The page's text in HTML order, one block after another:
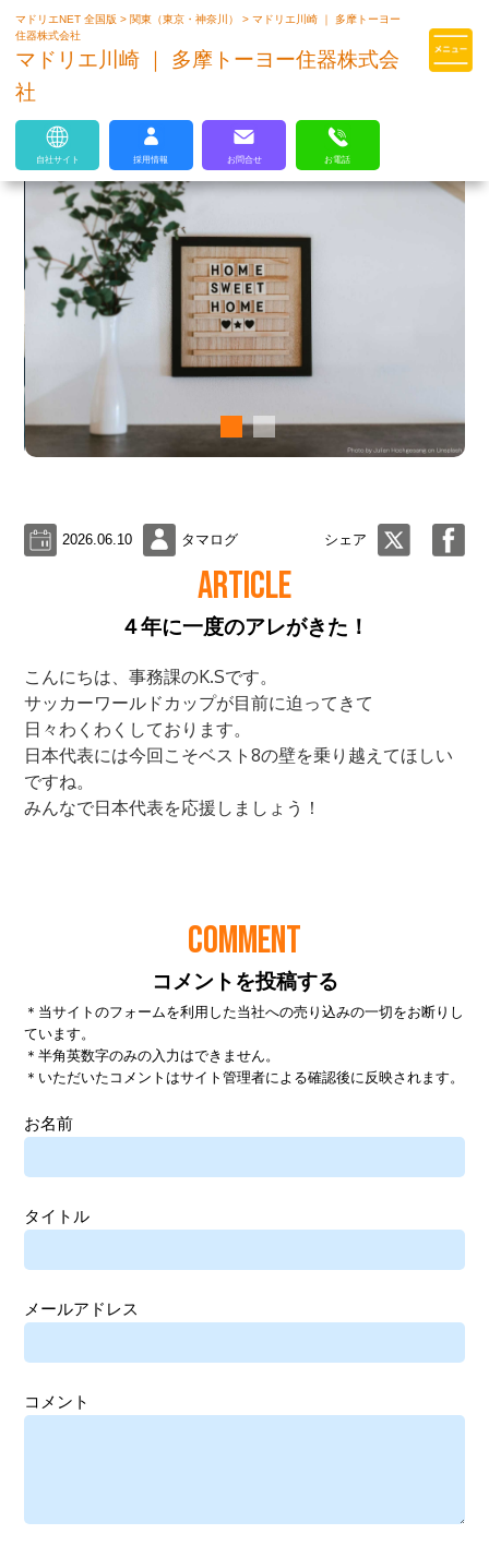
マドリエはLIXILの厳しい基準を
マドリエNET 全国版> 関東（東京・神奈川）>マドリエ川崎 ｜ 多摩トーヨー
住器株式会社
マドリエ川崎 ｜ 多摩トーヨー住器株式会
社
自社サイト 採用情報 お問合せ お電話
2026.06.10 タマログ シェア
ARTICLE
４年に一度のアレがきた！
COMMENT
コメントを投稿する
＊当サイトのフォームを利用した当社への売り込みの一切をお断りし
ています。
＊半角英数字のみの入力はできません。
＊いただいたコメントはサイト管理者による確認後に反映されます。
お名前
タイトル
メールアドレス
コメント